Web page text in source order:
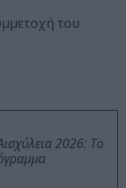
του
2026: Το